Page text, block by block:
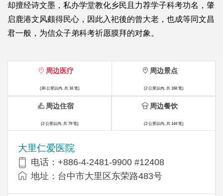
却擅经诗文墨，私办学堂教化乡民且力荐学子科考功名，肇
启鹿港文风颇得民心，因此入祀後的曾大老，也成等同文昌
君一般，为信众子弟科考祈愿膜拜的对象。
周边医疗
(30 公里以内, 共 16 笔)
大里仁爱医院
电话：+886-4-2481-9900 #12408
地址：台中市大里区东荣路483号
周边景点
(2 公里以内, 共 168 笔)
周边住宿
(2 公里以内, 共 79 笔)
周边餐饮
(2 公里以内, 共 144 笔)